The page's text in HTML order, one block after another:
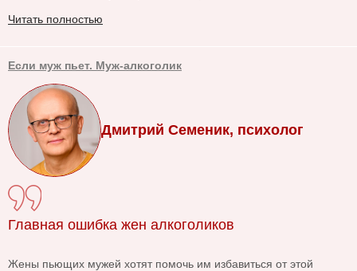
Читать полностью
Если муж пьет. Муж-алкоголик
Дмитрий Семеник, психолог
Главная ошибка жен алкоголиков
Жены пьющих мужей хотят помочь им избавиться от этой